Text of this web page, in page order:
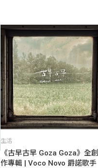
生活
《古早古早 Goza Goza》全創
作專輯 | Voco Novo 爵諾歌手